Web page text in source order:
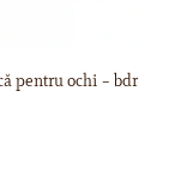
pentru ochi – bdr